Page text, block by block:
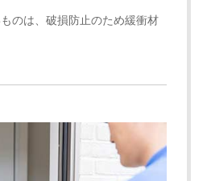
のは、破損防止のため緩衝材